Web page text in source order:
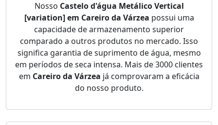
Nosso Castelo d'água Metálico Vertical
[variation] em Careiro da Várzea possui uma
capacidade de armazenamento superior
comparado a outros produtos no mercado. Isso
significa garantia de suprimento de água, mesmo
em períodos de seca intensa. Mais de 3000 clientes
em Careiro da Várzea já comprovaram a eficácia
do nosso produto.